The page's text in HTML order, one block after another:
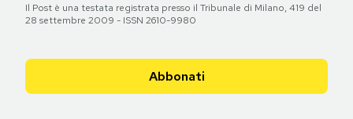
Il Post è una testata registrata presso il Tribunale di Milano, 419 del
28 settembre 2009 - ISSN 2610-9980
Abbonati